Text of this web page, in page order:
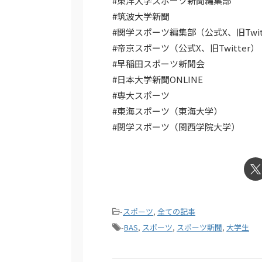
#筑波大学新聞
#関学スポーツ編集部（公式X、旧
#帝京スポーツ（公式X、旧Twitter）
#早稲田スポーツ新聞会
#日本大学新聞ONLINE
#専大スポーツ
#東海スポーツ（東海大学）
#関学スポーツ（関西学院大学）
-スポーツ, 全ての記事
-BAS, スポーツ, スポーツ新聞, 大学生